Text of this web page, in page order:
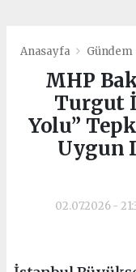
Anasayfa Gündem
MHP
Turgut
Yolu”
Uygun
02.07.2026 -